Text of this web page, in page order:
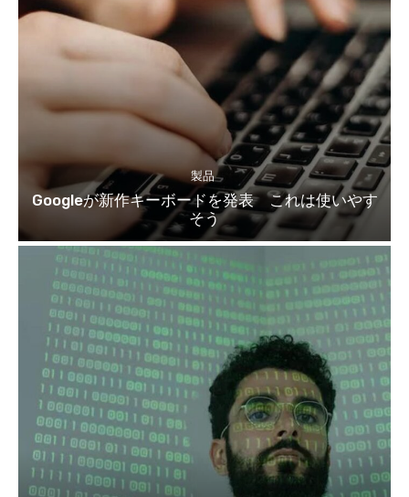
製品
Googleが新作キーボードを発表 これは使いやす
そう